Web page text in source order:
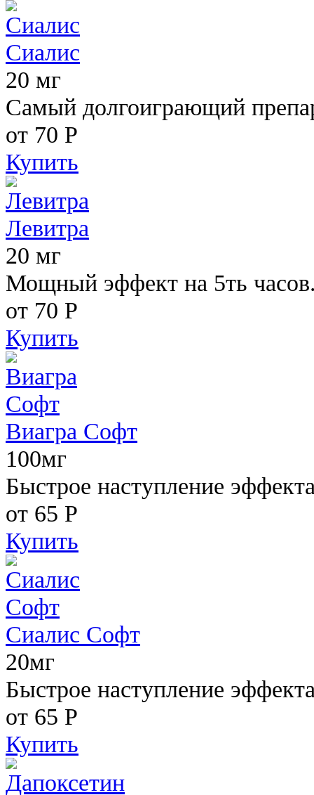
Сиалис
20 мг
Самый долгоиграющий
от 70 Р
Купить
Левитра
20 мг
Мощный эффект на 5ть
от 70 Р
Купить
Виагра Софт
100мг
Быстрое наступление
от 65 Р
Купить
Сиалис Софт
20мг
Быстрое наступление
от 65 Р
Купить